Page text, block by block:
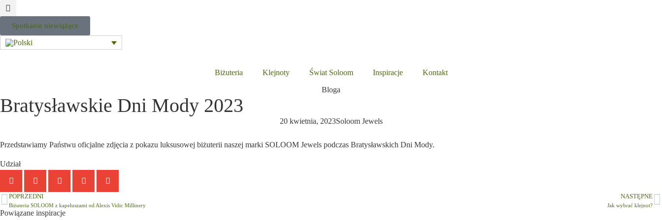
Spotkanie niewiążące
Biżuteria Klejnoty Świat Soloom Inspiracje Kontakt
Bloga
Bratysławskie Dni Mody 2023
20 kwietnia, 2023Soloom Jewels
Przedstawiamy Państwu oficjalne zdjęcia z pokazu luksusowej biżuterii naszej marki SOLOOM Jewels podczas Bratysławskich Dni Mody.
Udział
POPRZEDNI
Biżuteria SOLOOM z kapeluszami od Alexis Vidic Millinery
NASTĘPNE
Jak wybrać klejnot?
Powiązane inspiracje